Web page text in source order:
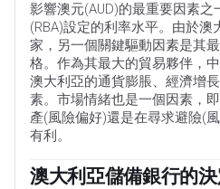
影響澳元(AUD)的最重要因素
(RBA)設定的利率水平。由於澳
家，另一個關鍵驅動因素是其
格。作為其最大的貿易夥伴，
澳大利亞的通貨膨脹、經濟增
素。市場情緒也是一個因素，
產(風險偏好)還是在尋求避險(
有利。
澳大利亞儲備銀行的